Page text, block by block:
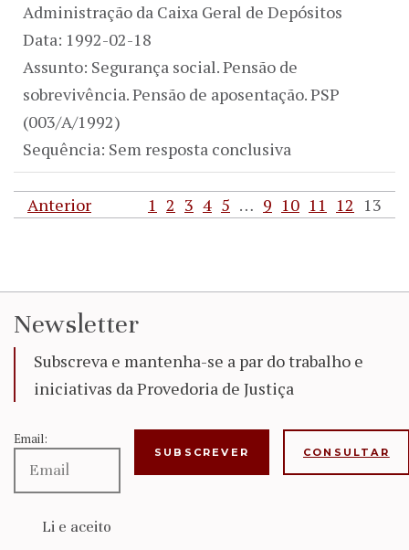
Administração da Caixa Geral de Depósitos
Data: 1992-02-18
Assunto: Segurança social. Pensão de
sobrevivência. Pensão de aposentação. PSP
(003/A/1992)
Sequência: Sem resposta conclusiva
Anterior 1 2 3 4 5 … 9 10 11 12 13
Newsletter
Subscreva e mantenha-se a par do trabalho e
iniciativas da Provedoria de Justiça
Email:
Li e aceito
CONSULTAR